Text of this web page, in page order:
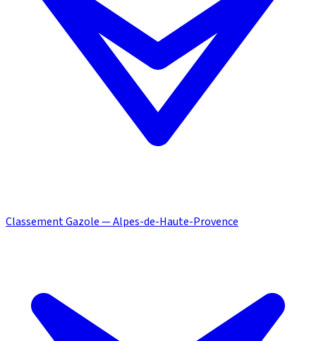
Classement Gazole — Alpes-de-Haute-Provence